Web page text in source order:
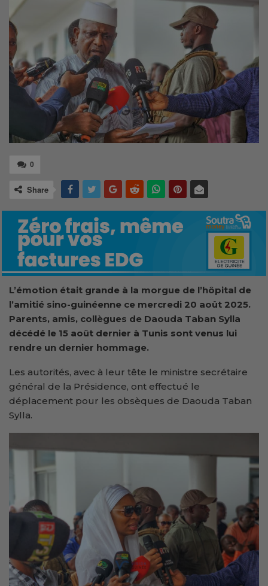
0
Share
L’émotion était grande à la morgue de l’hôpital de
l’amitié sino-guinéenne ce mercredi 20 août 2025.
Parents, amis, collègues de Daouda Taban Sylla
décédé le 15 août dernier à Tunis sont venus lui
rendre un dernier hommage.
Les autorités, avec à leur tête le ministre secrétaire
général de la Présidence, ont effectué le
déplacement pour les obsèques de Daouda Taban
Sylla.